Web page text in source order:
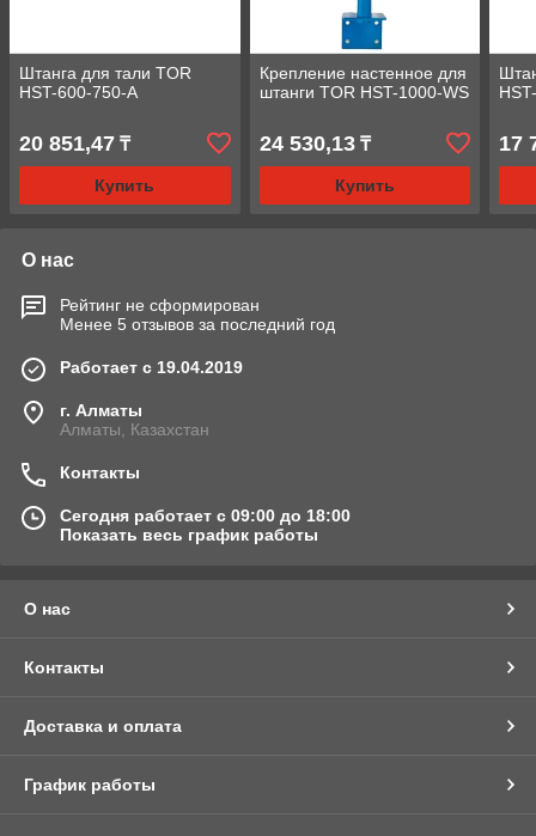
Штанга для тали TOR
HST-600-750-A
20 851,47 ₸
Купить
Крепление настенное для
штанги TOR HST-1000-WS
24 530,13₸
Купить
17
О нас
Рейтинг не сформирован
Менее 5 отзывов за последний год
Работает с 19.04.2019
г. Алматы
Алматы, Казахстан
Контакты
Сегодня работает с 09:00 до 18:00
Показать весь график работы
О нас
Контакты
Доставка и оплата
График работы